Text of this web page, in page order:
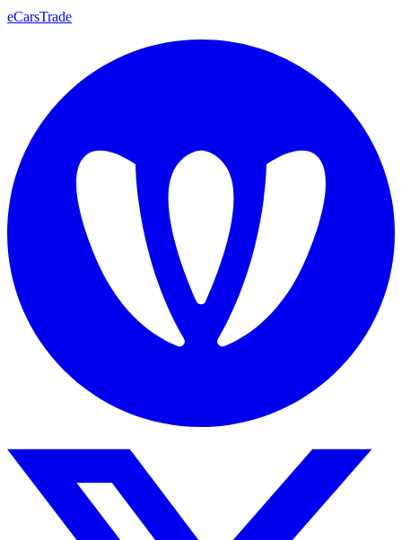
eCarsTrade